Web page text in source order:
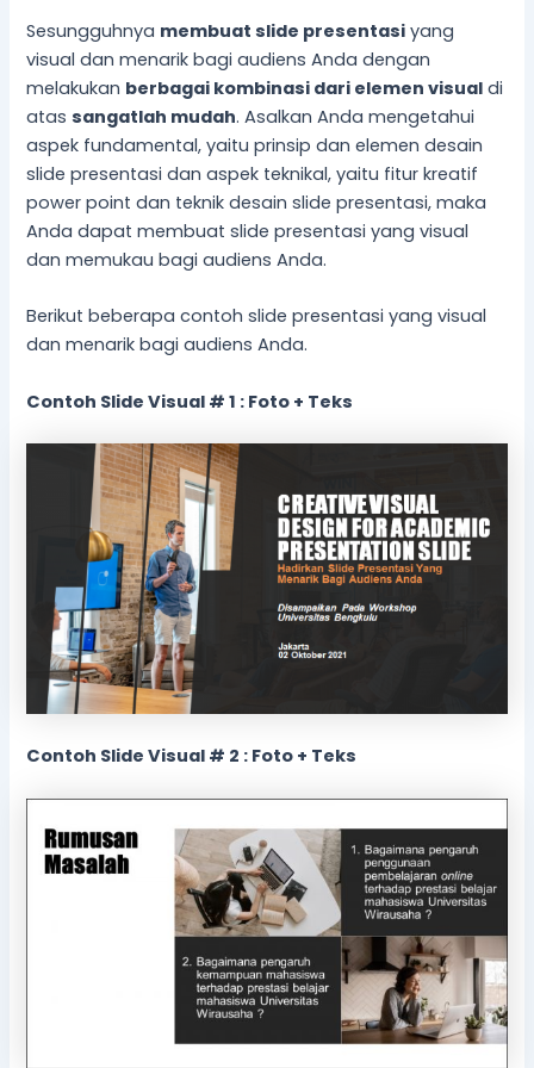
Sesungguhnya membuat slide presentasi yang
visual dan menarik bagi audiens Anda dengan
melakukan berbagai kombinasi dari elemen visual di
atassangatlah mudah. Asalkan Anda mengetahui
aspek fundamental, yaitu prinsip dan elemen desain
slide presentasi dan aspek teknikal, yaitu fitur kreatif
power point dan teknik desain slide presentasi, maka
Anda dapat membuat slide presentasi yang visual
dan memukau bagi audiens Anda.
Berikut beberapa contoh slide presentasi yang visual
dan menarik bagi audiens Anda.
Contoh Slide Visual # 1 : Foto + Teks
Contoh Slide Visual # 2 : Foto + Teks